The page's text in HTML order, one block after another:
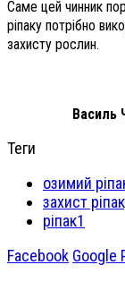
Саме цей чинник
ріпаку потрібно
захисту рослин.
Василь
Теги
озимий
захист
ріпак1
Facebook Google